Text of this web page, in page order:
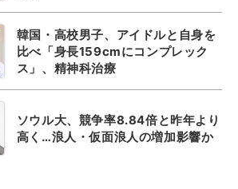
韓国・高校男子、アイドルと自身を
比べ「身長159cmにコンプレック
ス」、精神科治療
ソウル大、競争率8.84倍と昨年より
高く…浪人・仮面浪人の増加影響か